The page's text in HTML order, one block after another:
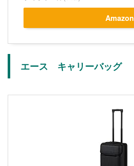
Amazon
エース キャリーバッグ